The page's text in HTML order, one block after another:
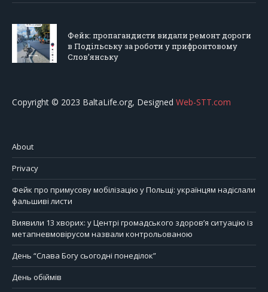
Фейк: пропагандисти видали ремонт дороги
в Подільську за роботи у прифронтовому
Слов’янську
Copyright © 2023 BaltaLife.org, Designed Web-STT.com
About
Privacy
Фейк про примусову мобілізацію у Польщі: українцям надіслали
фальшиві листи
Виявили 13 хворих: у Центрі громадського здоров’я ситуацію із
метапневмовірусом назвали контрольованою
День “Слава Богу сьогодні понеділок”
День обіймів